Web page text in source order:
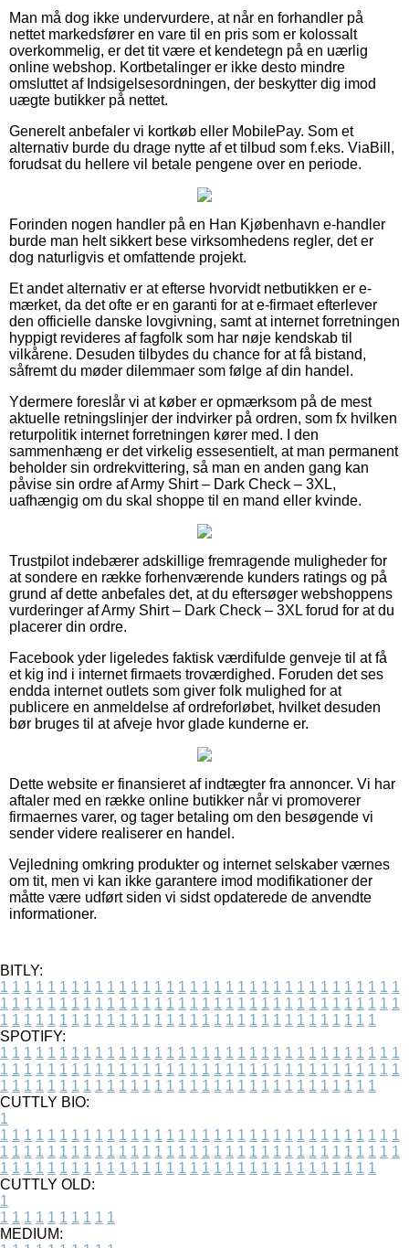
Man må dog ikke undervurdere, at når en forhandler på
nettet markedsfører en vare til en pris som er kolossalt
overkommelig, er det tit være et kendetegn på en uærlig
online webshop. Kortbetalinger er ikke desto mindre
omsluttet af Indsigelsesordningen, der beskytter dig imod
uægte butikker på nettet.
Generelt anbefaler vi kortkøb eller MobilePay. Som et
alternativ burde du drage nytte af et tilbud som f.eks. ViaBill,
forudsat du hellere vil betale pengene over en periode.
Forinden nogen handler på en Han Kjøbenhavn e-handler
burde man helt sikkert bese virksomhedens regler, det er
dog naturligvis et omfattende projekt.
Et andet alternativ er at efterse hvorvidt netbutikken er e-
mærket, da det ofte er en garanti for at e-firmaet efterlever
den officielle danske lovgivning, samt at internet forretningen
hyppigt revideres af fagfolk som har nøje kendskab til
vilkårene. Desuden tilbydes du chance for at få bistand,
såfremt du møder dilemmaer som følge af din handel.
Ydermere foreslår vi at køber er opmærksom på de mest
aktuelle retningslinjer der indvirker på ordren, som fx hvilken
returpolitik internet forretningen kører med. I den
sammenhæng er det virkelig essesentielt, at man permanent
beholder sin ordrekvittering, så man en anden gang kan
påvise sin ordre af Army Shirt – Dark Check – 3XL,
uafhængig om du skal shoppe til en mand eller kvinde.
Trustpilot indebærer adskillige fremragende muligheder for
at sondere en række forhenværende kunders ratings og på
grund af dette anbefales det, at du eftersøger webshoppens
vurderinger af Army Shirt – Dark Check – 3XL forud for at du
placerer din ordre.
Facebook yder ligeledes faktisk værdifulde genveje til at få
et kig ind i internet firmaets troværdighed. Foruden det ses
endda internet outlets som giver folk mulighed for at
publicere en anmeldelse af ordreforløbet, hvilket desuden
bør bruges til at afveje hvor glade kunderne er.
Dette website er finansieret af indtægter fra annoncer. Vi har
aftaler med en række online butikker når vi promoverer
firmaernes varer, og tager betaling om den besøgende vi
sender videre realiserer en handel.
Vejledning omkring produkter og internet selskaber værnes
om tit, men vi kan ikke garantere imod modifikationer der
måtte være udført siden vi sidst opdaterede de anvendte
informationer.
BITLY:
1 1 1 1 1 1 1 1 1 1 1 1 1 1 1 1 1 1 1 1 1 1 1 1 1 1 1 1 1 1 1 1 1 1
1 1 1 1 1 1 1 1 1 1 1 1 1 1 1 1 1 1 1 1 1 1 1 1 1 1 1 1 1 1 1 1 1 1
1 1 1 1 1 1 1 1 1 1 1 1 1 1 1 1 1 1 1 1 1 1 1 1 1 1 1 1 1 1 1 1
SPOTIFY:
1 1 1 1 1 1 1 1 1 1 1 1 1 1 1 1 1 1 1 1 1 1 1 1 1 1 1 1 1 1 1 1 1 1
1 1 1 1 1 1 1 1 1 1 1 1 1 1 1 1 1 1 1 1 1 1 1 1 1 1 1 1 1 1 1 1 1 1
1 1 1 1 1 1 1 1 1 1 1 1 1 1 1 1 1 1 1 1 1 1 1 1 1 1 1 1 1 1 1 1
CUTTLY BIO:
1
1 1 1 1 1 1 1 1 1 1 1 1 1 1 1 1 1 1 1 1 1 1 1 1 1 1 1 1 1 1 1 1 1 1
1 1 1 1 1 1 1 1 1 1 1 1 1 1 1 1 1 1 1 1 1 1 1 1 1 1 1 1 1 1 1 1 1 1
1 1 1 1 1 1 1 1 1 1 1 1 1 1 1 1 1 1 1 1 1 1 1 1 1 1 1 1 1 1 1 1
CUTTLY OLD:
1
1 1 1 1 1 1 1 1 1 1
MEDIUM: